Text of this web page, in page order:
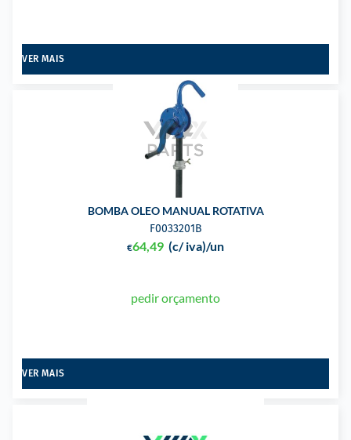
VER MAIS
BOMBA OLEO MANUAL ROTATIVA
F0033201B
€64,49 (c/ iva)/un
pedir orçamento
VER MAIS